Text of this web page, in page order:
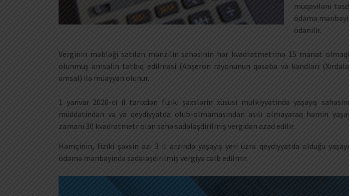
müqaviləni
ödəmə
ödənilir.
Verginin məbləği satılan mənzilin sahəsinin hər kvadratmetrinə 15 manat
olunmuş əmsalın tətbiq edilməsi (Abşeron rayonunun qəsəbə və kəndləri
əmsal) ilə müəyyən olunur.
1 yanvar 2020-ci il tarixdən fiziki şəxslərin xüsusi mülkiyyətində yaşayış
müddətindən və ya qeydiyyatda olub-olmamasından asılı olmayaraq həmin
zamanı 30 kvadratmetr olan sahə sadələşdirilmiş vergidən azad edilir.
Həmçinin, fiziki şəxsin azı 3 il ərzində yaşayış yeri üzrə qeydiyyatda olduğu
ödəmə mənbəyində sadələşdirilmiş vergiyə cəlb edilmir.